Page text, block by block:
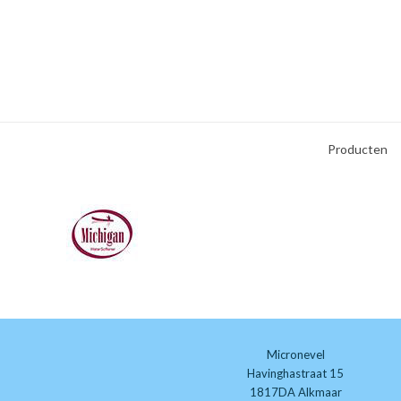
Producten
Micronevel
Havinghastraat 15
1817DA Alkmaar